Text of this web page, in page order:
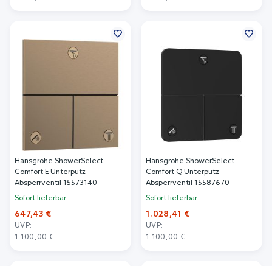
Hansgrohe ShowerSelect
Comfort E Unterputz-
Absperrventil 15573140
Sofort lieferbar
647,43 €
UVP:
1.100,00 €
Hansgrohe ShowerSelect
Comfort Q Unterputz-
Absperrventil 15587670
Sofort lieferbar
1.028,41 €
UVP:
1.100,00 €